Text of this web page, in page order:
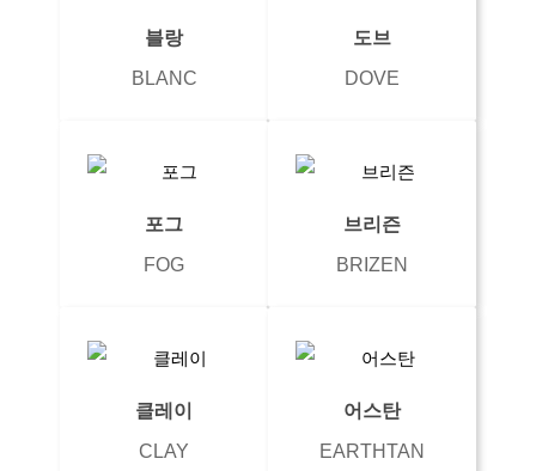
블랑
BLANC
도브
DOVE
포그
FOG
브리즌
BRIZEN
클레이
CLAY
어스탄
EARTHTAN